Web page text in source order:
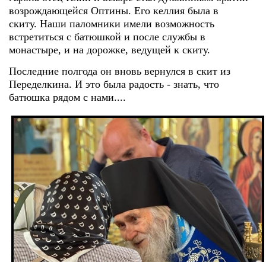
возрождающейся Оптины. Его келлия была в
скиту. Наши паломники имели возможность
встретиться с батюшкой и после службы в
монастыре, и на дорожке, ведущей к скиту.
Последние полгода он вновь вернулся в скит из
Переделкина. И это была радость - знать, что
батюшка рядом с нами....